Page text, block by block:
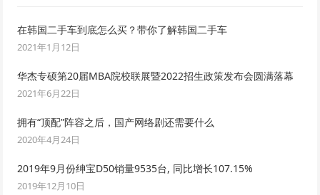
在韩国二手车到底怎么买？带你了解韩国二手车
2021年1月12日
华杰专硕第20届MBA院校联展暨2022招生政策发布会圆满落幕
2021年6月22日
拥有“顶配”阵容之后，国产网络剧还需要什么
2020年4月24日
2019年9月份绅宝D50销量9535台, 同比增长107.15%
2019年12月10日